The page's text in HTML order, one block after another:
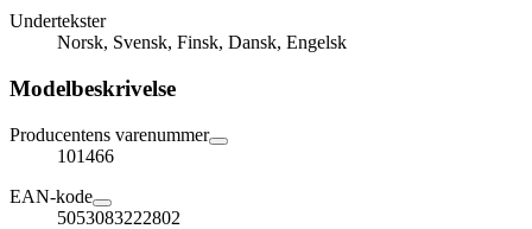
Undertekster
Norsk, Svensk, Finsk, Dansk, Engelsk
Modelbeskrivelse
Producentens varenummer
101466
EAN-kode
5053083222802